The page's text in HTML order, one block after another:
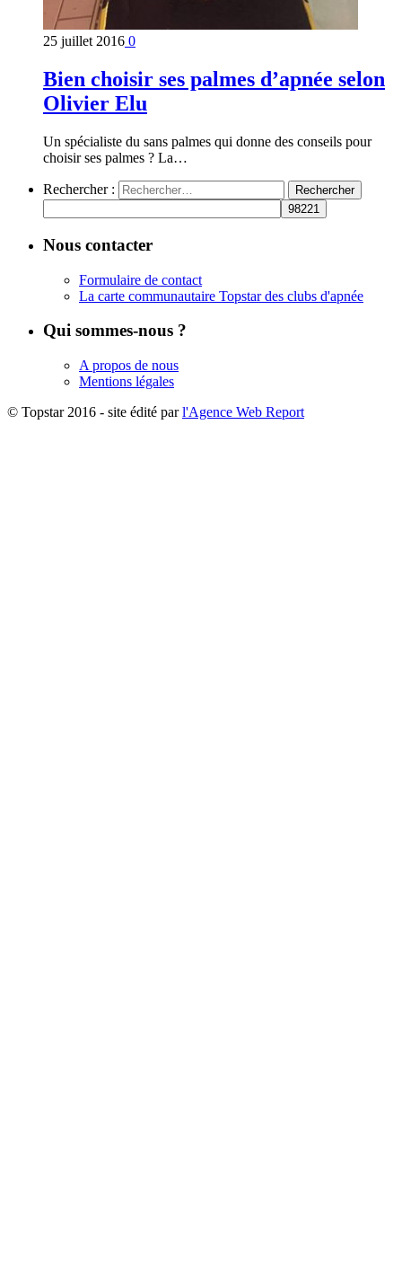
25 juillet 2016 0
Bien choisir ses palmes d’apnée selon
Olivier Elu
Un spécialiste du sans palmes qui donne des conseils pour
choisir ses palmes ? La…
Rechercher :
Nous contacter
Formulaire de contact
La carte communautaire Topstar des clubs d'apnée
Qui sommes-nous ?
A propos de nous
Mentions légales
© Topstar 2016 - site édité parl'Agence Web Report